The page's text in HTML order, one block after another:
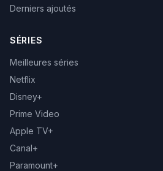
Derniers ajoutés
SÉRIES
Meilleures séries
Netflix
Disney+
Prime Video
Apple TV+
Canal+
Paramount+